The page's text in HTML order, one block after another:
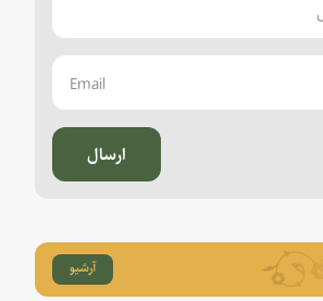
ارسال
آرشیو